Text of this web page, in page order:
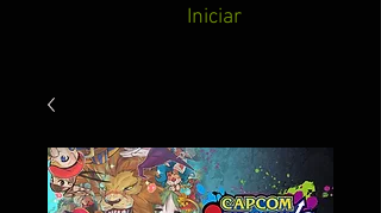
Iniciar